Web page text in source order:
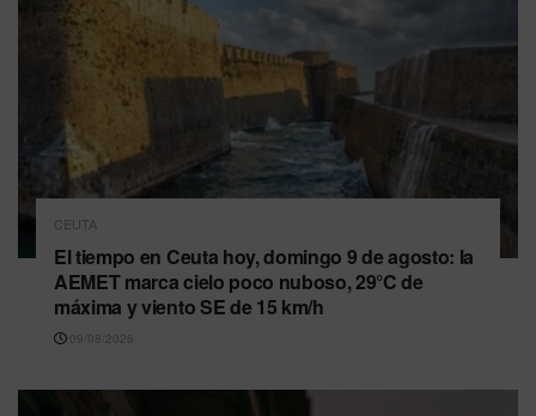
CEUTA
El tiempo en Ceuta hoy, domingo 9 de agosto: la
AEMET marca cielo poco nuboso, 29°C de
máxima y viento SE de 15 km/h
09/08/2026